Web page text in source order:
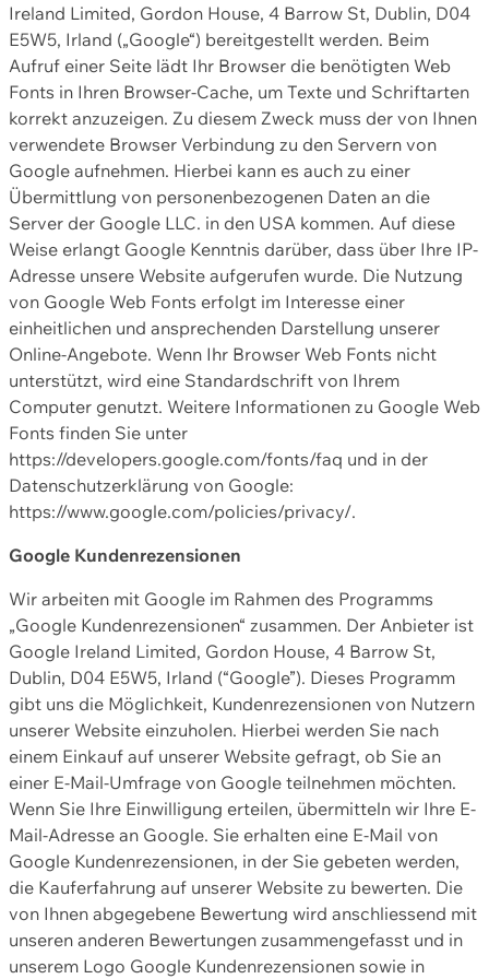
Ireland Limited, Gordon House, 4 Barrow St, Dublin, D04
E5W5, Irland („Google“) bereitgestellt werden. Beim
Aufruf einer Seite lädt Ihr Browser die benötigten Web
Fonts in Ihren Browser-Cache, um Texte und Schriftarten
korrekt anzuzeigen. Zu diesem Zweck muss der von Ihnen
verwendete Browser Verbindung zu den Servern von
Google aufnehmen. Hierbei kann es auch zu einer
Übermittlung von personenbezogenen Daten an die
Server der Google LLC. in den USA kommen. Auf diese
Weise erlangt Google Kenntnis darüber, dass über Ihre IP-
Adresse unsere Website aufgerufen wurde. Die Nutzung
von Google Web Fonts erfolgt im Interesse einer
einheitlichen und ansprechenden Darstellung unserer
Online-Angebote. Wenn Ihr Browser Web Fonts nicht
unterstützt, wird eine Standardschrift von Ihrem
Computer genutzt. Weitere Informationen zu Google Web
Fonts finden Sie unter
https://developers.google.com/fonts/faq und in der
Datenschutzerklärung von Google:
https://www.google.com/policies/privacy/.
Google Kundenrezensionen
Wir arbeiten mit Google im Rahmen des Programms
„Google Kundenrezensionen“ zusammen. Der Anbieter ist
Google Ireland Limited, Gordon House, 4 Barrow St,
Dublin, D04 E5W5, Irland (“Google”). Dieses Programm
gibt uns die Möglichkeit, Kundenrezensionen von Nutzern
unserer Website einzuholen. Hierbei werden Sie nach
einem Einkauf auf unserer Website gefragt, ob Sie an
einer E-Mail-Umfrage von Google teilnehmen möchten.
Wenn Sie Ihre Einwilligung erteilen, übermitteln wir Ihre E-
Mail-Adresse an Google. Sie erhalten eine E-Mail von
Google Kundenrezensionen, in der Sie gebeten werden,
die Kauferfahrung auf unserer Website zu bewerten. Die
von Ihnen abgegebene Bewertung wird anschliessend mit
unseren anderen Bewertungen zusammengefasst und in
unserem Logo Google Kundenrezensionen sowie in